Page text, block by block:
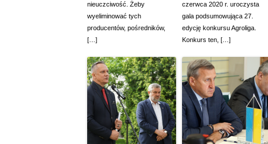
nieuczciwość. Żeby
wyeliminować tych
producentów, pośredników,
[…]
czerwca 2020 r. uroczysta
gala podsumowująca 27.
edycję konkursu Agroliga.
Konkurs ten, […]